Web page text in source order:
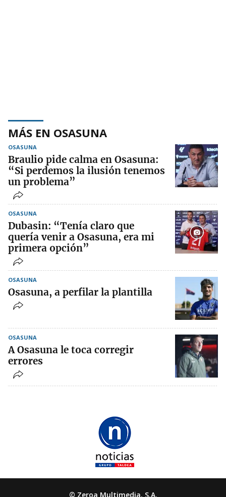
MÁS EN OSASUNA
OSASUNA
Braulio pide calma en Osasuna:
“Si perdemos la ilusión tenemos
un problema”
OSASUNA
Dubasin: “Tenía claro que
quería venir a Osasuna, era mi
primera opción”
OSASUNA
Osasuna, a perfilar la plantilla
OSASUNA
A Osasuna le toca corregir
errores
© Zeroa Multimedia, S.A.